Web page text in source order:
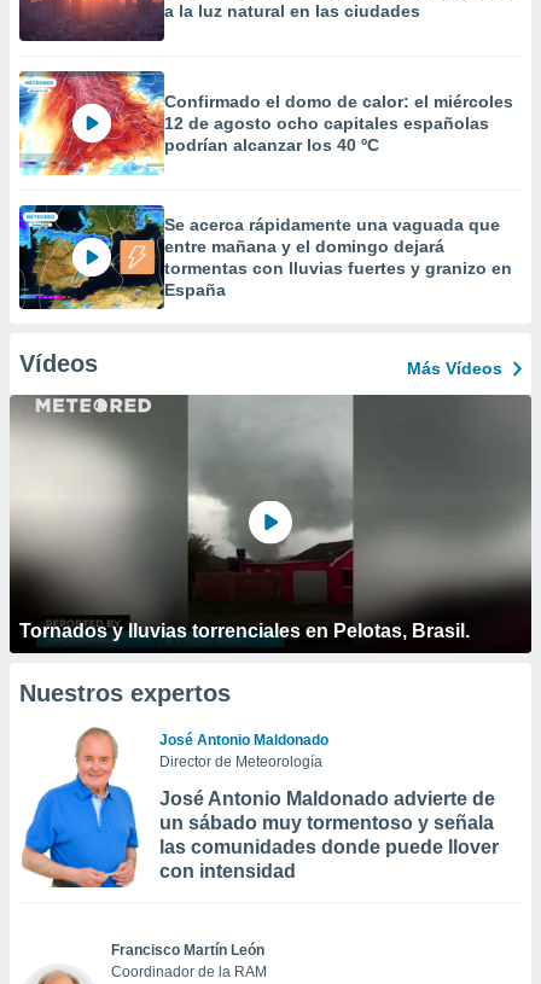
a la luz natural en las ciudades
Confirmado el domo de calor: el miércoles
12 de agosto ocho capitales españolas
podrían alcanzar los 40 ºC
Se acerca rápidamente una vaguada que
entre mañana y el domingo dejará
tormentas con lluvias fuertes y granizo en
España
Vídeos Más Vídeos
Tornados y lluvias torrenciales en Pelotas, Brasil.
Nuestros expertos
José Antonio Maldonado
Director de Meteorología
José Antonio Maldonado advierte de
un sábado muy tormentoso y señala
las comunidades donde puede llover
con intensidad
Francisco Martín León
Coordinador de la RAM